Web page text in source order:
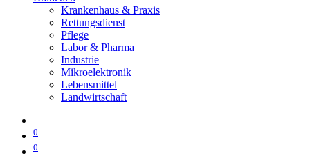
Krankenhaus & Praxis
Rettungsdienst
Pflege
Labor & Pharma
Industrie
Mikroelektronik
Lebensmittel
Landwirtschaft
0
0